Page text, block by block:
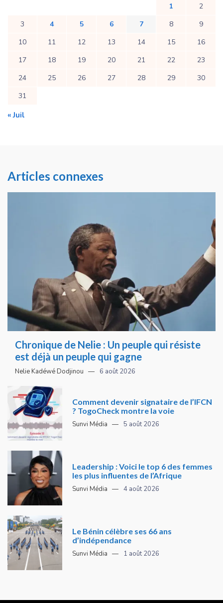
1
2
3
4 5 6 7 8
9
10
11 12 13 14 15
16
17
18 19 20 21 22
23
24
25 26 27 28 29
30
31
« Juil
Articles connexes
Chronique de Nelie : Un peuple qui résiste
est déjà un peuple qui gagne
Nelie Kadéwé Dodjinou 6 août 2026
Comment devenir signataire de l’IFCN
? TogoCheck montre la voie
Sunvi Média 5 août 2026
Leadership : Voici le top 6 des femmes
les plus influentes de l’Afrique
Sunvi Média 4 août 2026
Le Bénin célèbre ses 66 ans
d’indépendance
Sunvi Média 1 août 2026